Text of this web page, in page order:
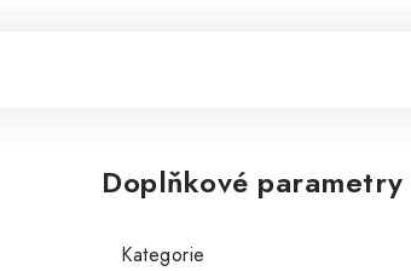
Doplňkové parametry
Kategorie